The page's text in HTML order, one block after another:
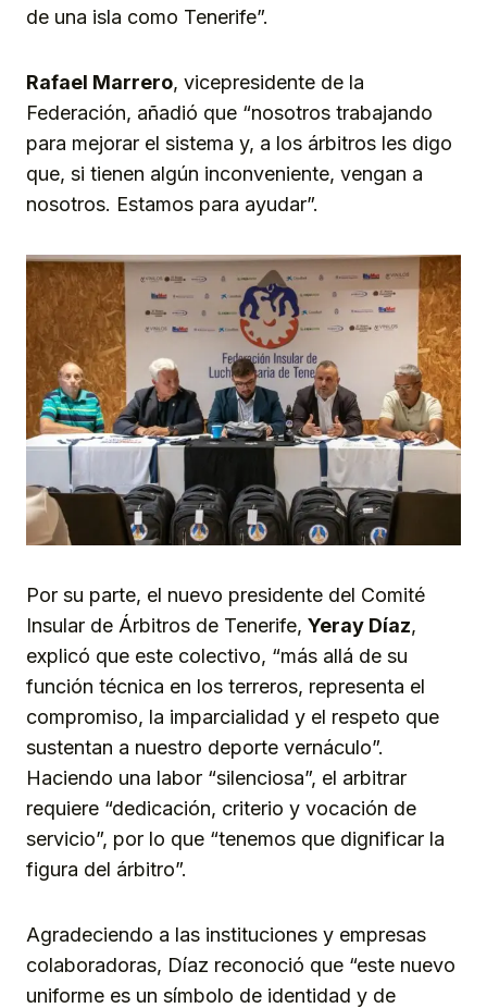
de una isla como Tenerife”.
Rafael Marrero, vicepresidente de la
Federación, añadió que “nosotros trabajando
para mejorar el sistema y, a los árbitros les digo
que, si tienen algún inconveniente, vengan a
nosotros. Estamos para ayudar”.
Por su parte, el nuevo presidente del Comité
Insular de Árbitros de Tenerife, Yeray Díaz,
explicó que este colectivo, “más allá de su
función técnica en los terreros, representa el
compromiso, la imparcialidad y el respeto que
sustentan a nuestro deporte vernáculo”.
Haciendo una labor “silenciosa”, el arbitrar
requiere “dedicación, criterio y vocación de
servicio”, por lo que “tenemos que dignificar la
figura del árbitro”.
Agradeciendo a las instituciones y empresas
colaboradoras, Díaz reconoció que “este nuevo
uniforme es un símbolo de identidad y de